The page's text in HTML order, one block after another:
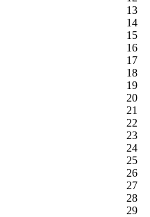
13
14
15
16
17
18
19
20
21
22
23
24
25
26
27
28
29